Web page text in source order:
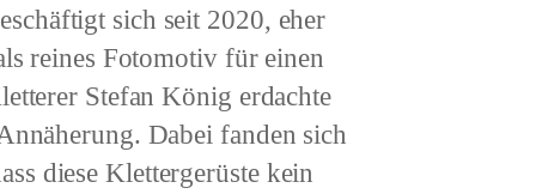
sich seit 2020, eher
reines Fotomotiv für einen
Stefan König erdachte
Dabei fanden sich
diese Klettergerüste kein